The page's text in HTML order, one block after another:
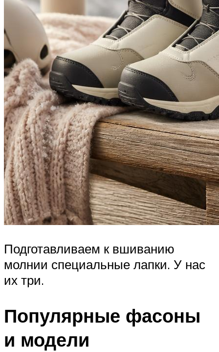
Подготавливаем к вшиванию
молнии специальные лапки. У нас
их три.
Популярные фасоны
и модели